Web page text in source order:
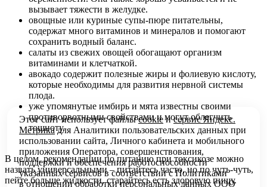
вызывает тяжести в желудке.
овощные или куриные супы-пюре питательны,
содержат много витаминов и минералов и помогают
сохранить водный баланс.
салаты из свежих овощей обогащают организм
витаминами и клетчаткой.
авокадо содержит полезные жиры и фолиевую кислоту,
которые необходимы для развития нервной системы
плода.
уже упомянутые имбирь и мята известны своими
противорвотными свойствами и могут облегчить
тошноту.
В целом, рекомендации по питанию при токсикозе можно
назвать универсальными – питайтесь часто, но по чуть-чуть,
пейте больше жидкости, старайтесь есть здоровую пищу.
Этот сайт использует файлыcookieисервис Яндекс.
Метрикадля Аналитики пользовательских данных при
использовании сайта, Личного кабинета и мобильного
приложения Оператора, совершенствования,
поддержки и обеспечения работоспособности
указанных сервисов в соответствии сПолитиками
в отношении обработки персональныхданных ООО